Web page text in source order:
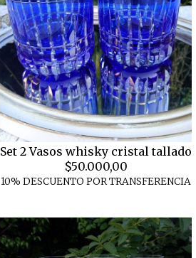
Set 2 Vasos whisky cristal tallado
$50.000,00
10% DESCUENTO POR TRANSFERENCIA